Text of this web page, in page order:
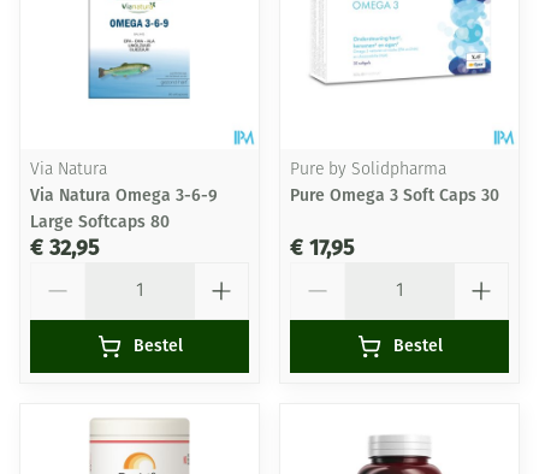
Via Natura
Via Natura Omega 3-6-9
Large Softcaps 80
€ 32,95
Bestel
Pure by Solidpharma
Pure Omega 3 Soft Caps 30
€ 17,95
Bestel